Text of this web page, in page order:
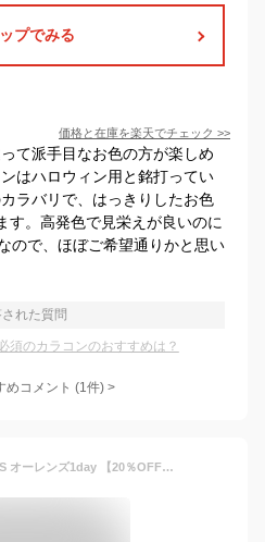
プでみる
価格と在庫を楽天でチェック >>
て派手目なお色の方が楽しめ
はハロウィン用と銘打ってい
ラバリで、はっきりしたお色
す。高発色で見栄えが良いのに
ので、ほぼご希望通りかと思い
された質問
須のカラコンのおすすめは？
めコメント (1件) >
カラコン ワンデー OLENS オーレンズ1day 【20％OFFクーポン】MEOVV着用 度あり 度なし フレンチシャイン French Shine エンディング Ending スカンディ Scandi 当日発送 送料無料 【1箱10枚入り】